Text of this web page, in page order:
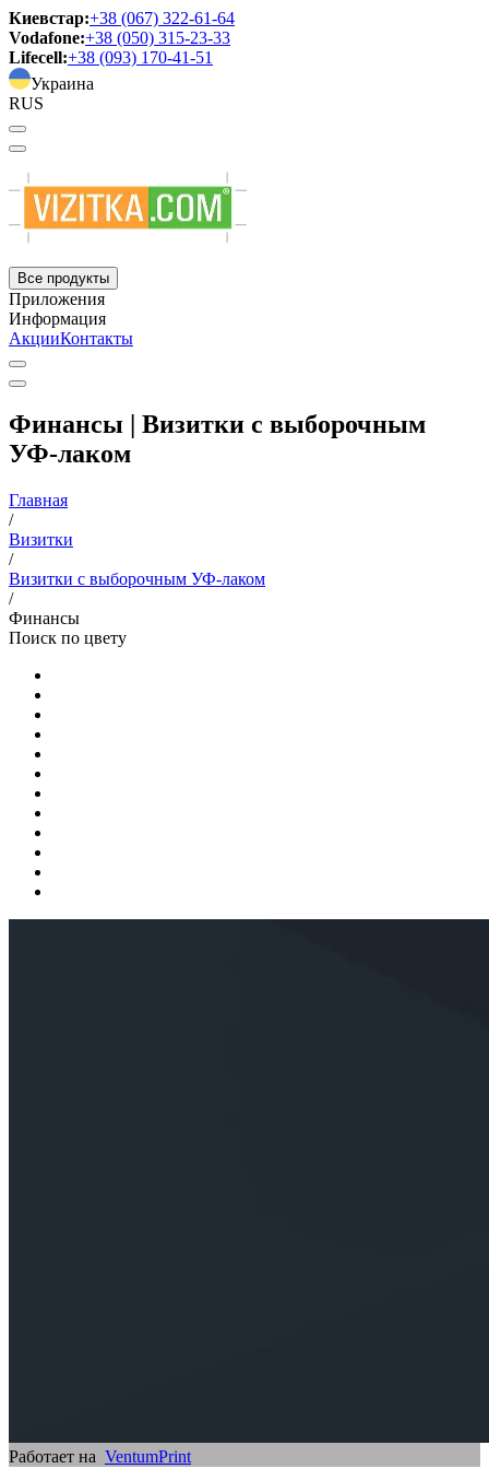
Киевстар:+38 (067) 322-61-64
Vodafone:+38 (050) 315-23-33
Lifecell:+38 (093) 170-41-51
Украина
RUS
Все продукты
Приложения
Информация
АкцииКонтакты
Финансы | Визитки с выборочным
УФ-лаком
Главная
/
Визитки
/
Визитки с выборочным УФ-лаком
/
Финансы
Поиск по цвету
Работает на VentumPrint